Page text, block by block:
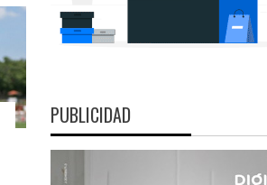
PUBLICIDAD